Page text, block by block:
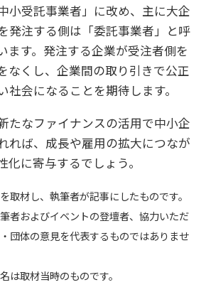
小受託事業者」に改め、主に大企
発注する側は「委託事業者」と呼
ます。発注する企業が受注者側を
なくし、企業間の取り引きで公正
社会になることを期待します。
たなファイナンスの活用で中小企
れば、成長や雇用の拡大につなが
化に寄与するでしょう。
取材し、執筆者が記事にしたものです。
者およびイベントの登壇者、協力いただ
団体の意見を代表するものではありませ
は取材当時のものです。